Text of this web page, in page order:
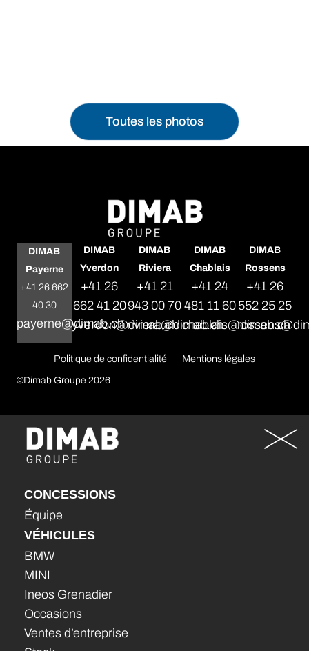
Toutes les photos
DIMAB
Payerne
+41 26 662
40 30
payerne@dimab.ch
DIMAB
Yverdon
+41 26
662 41 20
yverdon@dimab.ch
DIMAB
Riviera
+41 21
943 00 70
riviera@dimab.ch
DIMAB
Chablais
+41 24
481 11 60
chablais@dimab.ch
DIMAB
Rossens
+41 26
552 25 25
Politique de confidentialité Mentions légales
©Dimab Groupe 2026
CONCESSIONS
Équipe
VÉHICULES
BMW
MINI
Ineos Grenadier
Occasions
Ventes d’entreprise